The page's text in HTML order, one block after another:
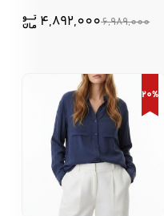
6,989,000
4,892,000
20%